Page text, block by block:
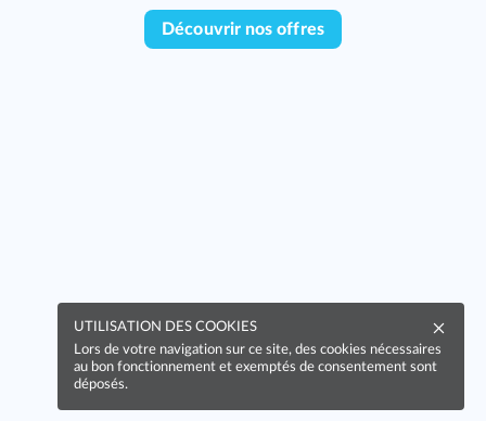
Découvrir nos offres
UTILISATION DES COOKIES
Lors de votre navigation sur ce site, des cookies nécessaires
au bon fonctionnement et exemptés de consentement sont
déposés.